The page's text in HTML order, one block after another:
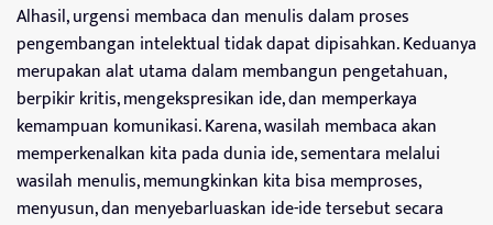
Alhasil, urgensi membaca dan menulis dalam proses
pengembangan intelektual tidak dapat dipisahkan. Keduanya
merupakan alat utama dalam membangun pengetahuan,
berpikir kritis, mengekspresikan ide, dan memperkaya
kemampuan komunikasi. Karena, wasilah membaca akan
memperkenalkan kita pada dunia ide, sementara melalui
wasilah menulis, memungkinkan kita bisa memproses,
menyusun, dan menyebarluaskan ide-ide tersebut secara